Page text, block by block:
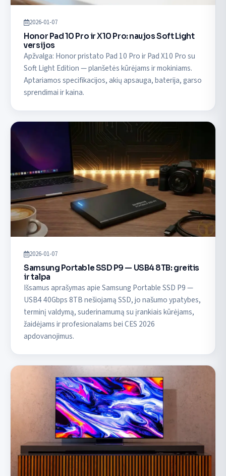
2026-01-07
Honor Pad 10 Pro ir X10 Pro: naujos Soft Light
versijos
Apžvalga: Honor pristato Pad 10 Pro ir Pad X10 Pro su
Soft Light Edition — planšetės kūrėjams ir mokiniams.
Aptariamos specifikacijos, akių apsauga, baterija, garso
sprendimai ir kaina.
2026-01-07
Samsung Portable SSD P9 — USB4 8TB: greitis
ir talpa
Išsamus aprašymas apie Samsung Portable SSD P9 —
USB4 40Gbps 8TB nešiojamą SSD, jo našumo ypatybes,
terminį valdymą, suderinamumą su įrankiais kūrėjams,
žaidėjams ir profesionalams bei CES 2026
apdovanojimus.